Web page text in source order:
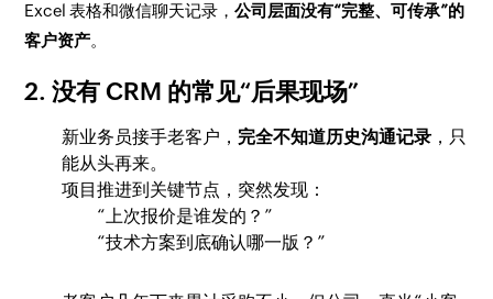
Excel 表格和微信聊天记录，公司层面没有“完整、可传承”的
客户资产。
2. 没有 CRM 的常见“后果现场”
新业务员接手老客户， 完全不知道历史沟通记录 ，只
能从头再来。
项目推进到关键节点，突然发现：
“上次报价是谁发的？”
“技术方案到底确认哪一版？”